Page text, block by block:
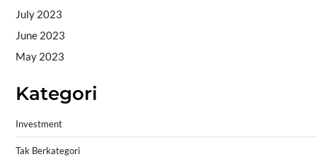
July 2023
June 2023
May 2023
Kategori
Investment
Tak Berkategori